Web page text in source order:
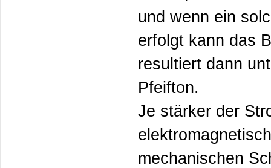
und wenn ein
erfolgt kann das
resultiert dann
Pfeifton.
Je stärker der
mechanischen